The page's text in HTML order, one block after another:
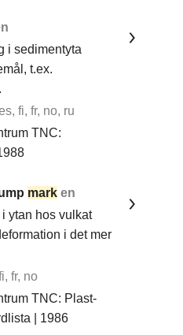
i sedimentyta
t.ex.
fi, fr, no, ru
TNC:
mark en
ytan hos vulkat
i det mer
fr, no
TNC: Plast-
| 1986